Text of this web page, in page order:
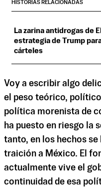
HISTORIAS RELACIONADAS
La zarina antidrogas de
estrategia de Trump
cárteles
Voy a escribir algo
el peso teórico,
política morenista de
ha puesto en riesgo la
tanto, en los hechos
traición a México. El
actualmente vive el
continuidad de esa